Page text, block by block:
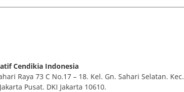
Cendikia Indonesia
Raya 73 C No.17 – 18. Kel. Gn. Sahari Selatan. Kec.
Pusat. DKI Jakarta 10610.